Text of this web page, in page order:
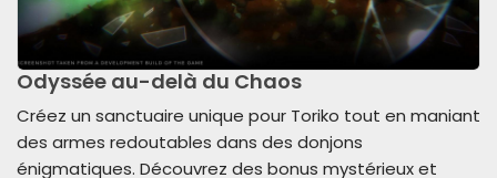
Odyssée au-delà du Chaos
Créez un sanctuaire unique pour Toriko tout en maniant
des armes redoutables dans des donjons
énigmatiques. Découvrez des bonus mystérieux et